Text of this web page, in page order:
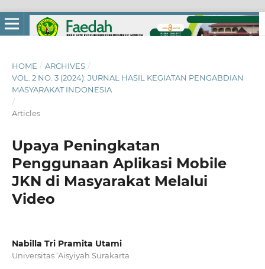
HOME / ARCHIVES /
VOL. 2 NO. 3 (2024): JURNAL HASIL KEGIATAN PENGABDIAN
MASYARAKAT INDONESIA
/
Articles
Upaya Peningkatan
Penggunaan Aplikasi Mobile
JKN di Masyarakat Melalui
Video
Nabilla Tri Pramita Utami
Universitas ‘Aisyiyah Surakarta